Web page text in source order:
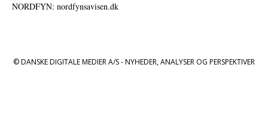
NORDFYN: nordfynsavisen.dk
© DANSKE DIGITALE MEDIER A/S - NYHEDER, ANALYSER OG PERSPEKTIVER